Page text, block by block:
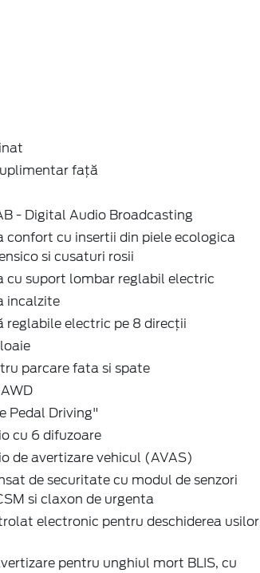
față
- Digital Audio Broadcasting
confort cu insertii din piele ecologica
si cusaturi rosii
cu suport lombar reglabil electric
incalzite
reglabile electric pe 8 direcții
parcare fata si spate
Pedal Driving"
cu 6 difuzoare
de avertizare vehicul (AVAS)
de securitate cu modul de senzori
si claxon de urgenta
electronic pentru deschiderea usilor
pentru unghiul mort BLIS, cu